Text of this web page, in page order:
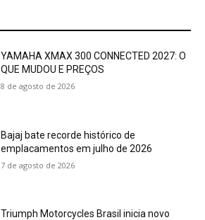
YAMAHA XMAX 300 CONNECTED 2027: O
QUE MUDOU E PREÇOS
8 de agosto de 2026
Bajaj bate recorde histórico de
emplacamentos em julho de 2026
7 de agosto de 2026
Triumph Motorcycles Brasil inicia novo